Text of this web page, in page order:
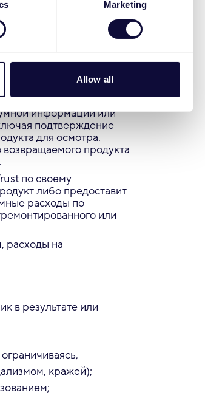
Marketing
Allow all
гарантии.
должен
информации или
подтверждение
для осмотра.
продукта
по своему
либо предоставит
расходы по
или
расходы на
в результате или
кражей);